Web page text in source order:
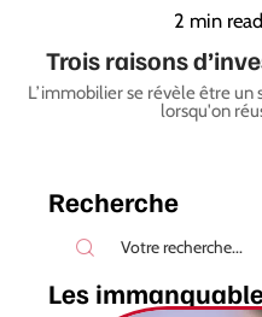
2 min read
Trois raisons
L’immobilier se révèle être
lorsqu'on
Recherche
Les